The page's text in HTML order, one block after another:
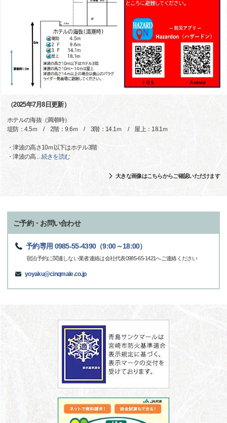
（2025年7月8日更新）
ホテルの海抜（満潮時）
堤防：4.5ｍ / 2階：9.6ｍ / 3階：14.1ｍ / 屋上：18.1ｍ
・津波の高さ10ｍ以下はホテル3階
・津波の高… 続きを読む
大きな画像はこちらからご確認いただけます
ご予約・お問い合わせ
予約専用 0985-55-4390（9:00～18:00）
宿泊予約に関連しない業者連絡は会社代表0985-65-1421へご連絡ください
yoyaku@cinqmale.co.jp